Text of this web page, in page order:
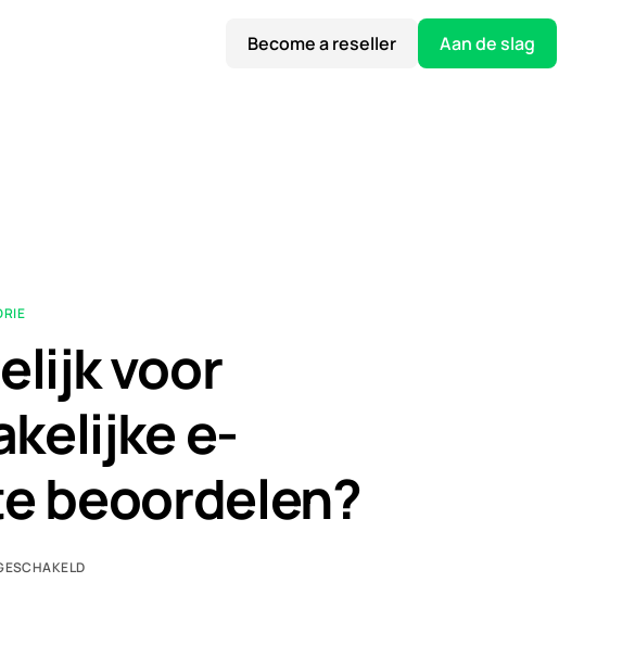
Become a reseller Aan de slag
voor
e-
beoordelen?